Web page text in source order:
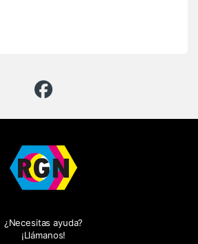
¿Necesitas ayuda?
¡Llámanos!